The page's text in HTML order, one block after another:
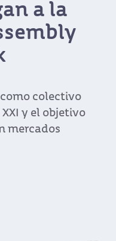
a la
colectivo
y el objetivo
mercados